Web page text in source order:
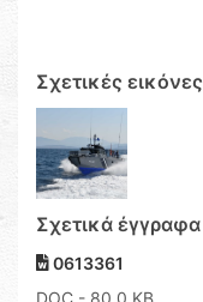
Σχετικές εικόνες
Σχετικά έγγραφα
0613361